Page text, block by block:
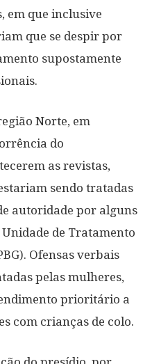
em que inclusive
que se despir por
supostamente
Norte, em
do
as revistas,
sendo tratadas
autoridade por alguns
de Tratamento
Ofensas verbais
pelas mulheres,
prioritário a
com crianças de colo.